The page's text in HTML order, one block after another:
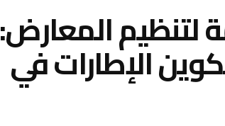
لتنظيم المعارض:
الإطارات في